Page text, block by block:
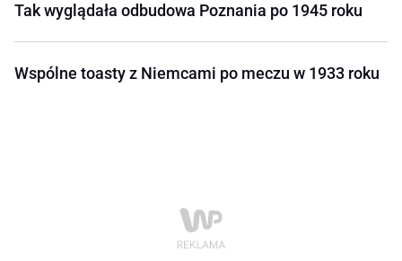
Tak wyglądała odbudowa Poznania po 1945 roku
Wspólne toasty z Niemcami po meczu w 1933 roku